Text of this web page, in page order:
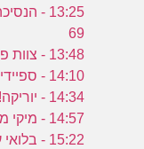
69
13:48 - צוות פיירבאדס - פרק 11
14:10 - ספיידי וחבריו המופלאים - פרק 15
14:34 - יוריקה! - פרק 1
14:57 - מיקי מאוס - כייף של בית - פרק 18
15:22 - בלואי ע.2 - פרק 60